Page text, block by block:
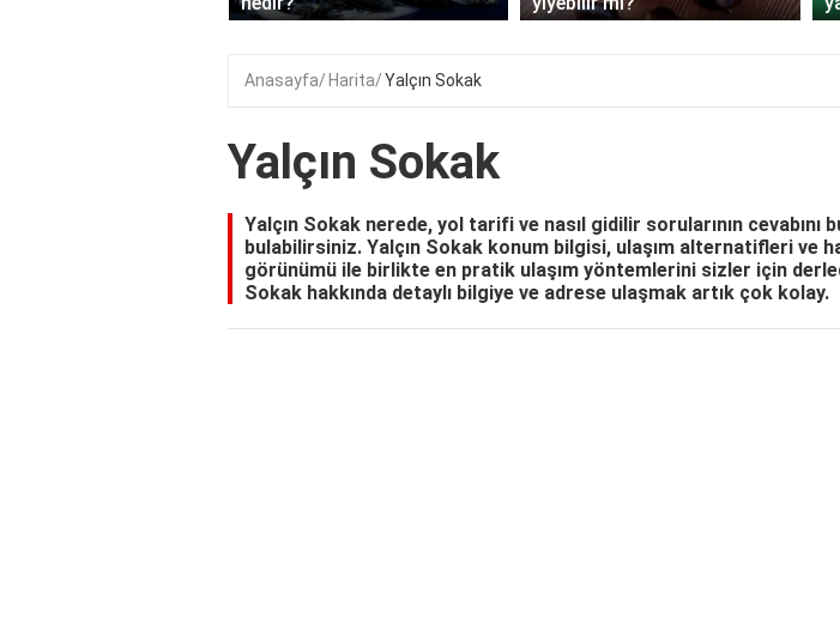
Anasayfa Harita Yalçın Sokak
Yalçın Sokak
Yalçın Sokak nerede, yol tarifi ve nasıl gidilir sorularının cevabını
bulabilirsiniz. Yalçın Sokak konum bilgisi, ulaşım alternatifleri ve
görünümü ile birlikte en pratik ulaşım yöntemlerini sizler için
Sokak hakkında detaylı bilgiye ve adrese ulaşmak artık çok kolay.